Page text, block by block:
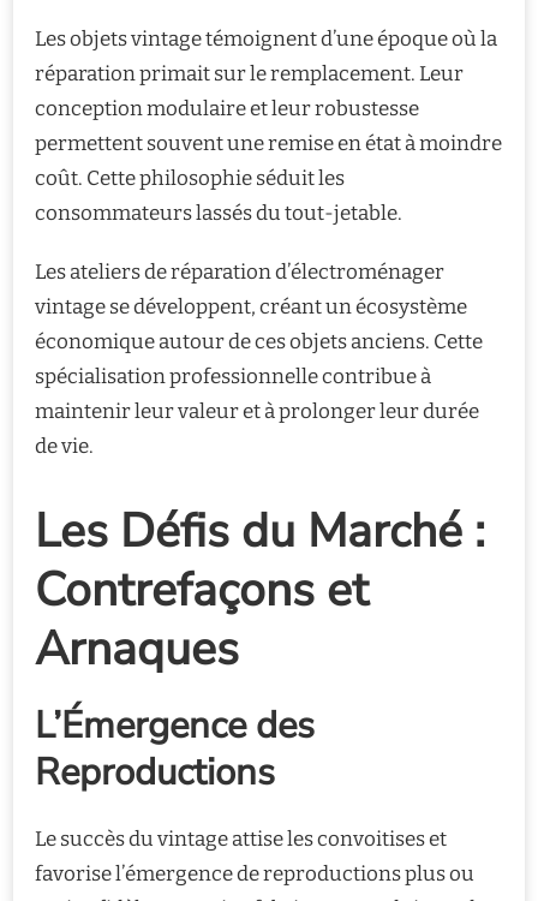
Les objets vintage témoignent d’une époque où la
réparation primait sur le remplacement. Leur
conception modulaire et leur robustesse
permettent souvent une remise en état à moindre
coût. Cette philosophie séduit les
consommateurs lassés du tout-jetable.
Les ateliers de réparation d’électroménager
vintage se développent, créant un écosystème
économique autour de ces objets anciens. Cette
spécialisation professionnelle contribue à
maintenir leur valeur et à prolonger leur durée
de vie.
Les Défis du Marché :
Contrefaçons et
Arnaques
L’Émergence des
Reproductions
Le succès du vintage attise les convoitises et
favorise l’émergence de reproductions plus ou